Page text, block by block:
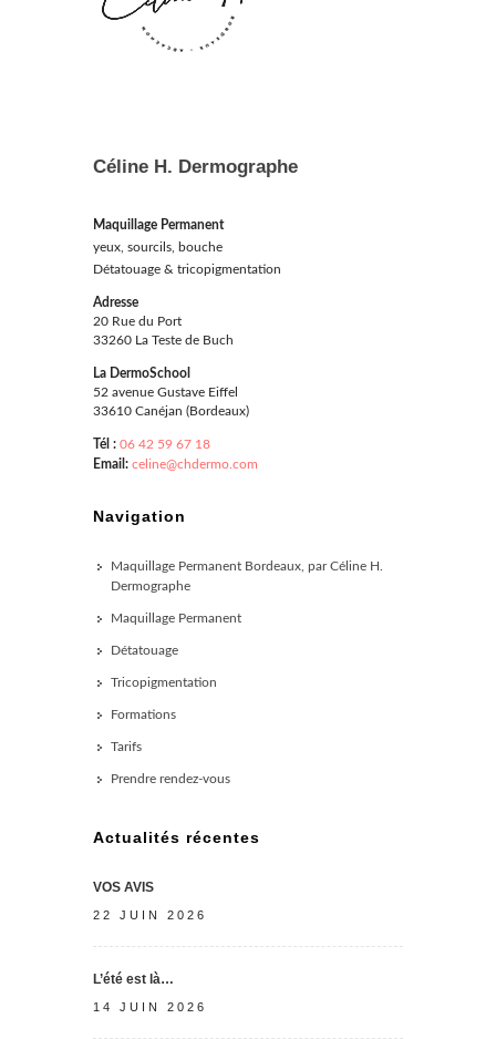
Céline H. Dermographe
Maquillage Permanent
yeux, sourcils, bouche
Détatouage & tricopigmentation
Adresse
20 Rue du Port
33260 La Teste de Buch
La DermoSchool
52 avenue Gustave Eiffel
33610 Canéjan (Bordeaux)
Tél : 06 42 59 67 18
Email: celine@chdermo.com
Navigation
Maquillage Permanent Bordeaux, par Céline H.
Dermographe
Maquillage Permanent
Détatouage
Tricopigmentation
Formations
Tarifs
Prendre rendez-vous
Actualités récentes
VOS AVIS
22 JUIN 2026
L’été est là…
14 JUIN 2026